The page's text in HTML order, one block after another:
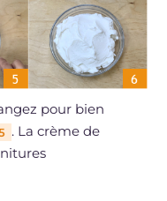
pour bien
. La crème de